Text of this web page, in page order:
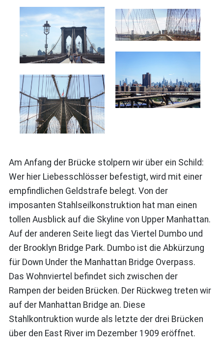
Am Anfang der Brücke stolpern wir über ein Schild:
Wer hier Liebesschlösser befestigt, wird mit einer
empfindlichen Geldstrafe belegt. Von der
imposanten Stahlseilkonstruktion hat man einen
tollen Ausblick auf die Skyline von Upper Manhattan.
Auf der anderen Seite liegt das Viertel Dumbo und
der Brooklyn Bridge Park. Dumbo ist die Abkürzung
für Down Under the Manhattan Bridge Overpass.
Das Wohnviertel befindet sich zwischen der
Rampen der beiden Brücken. Der Rückweg treten wir
auf der Manhattan Bridge an. Diese
Stahlkontruktion wurde als letzte der drei Brücken
über den East River im Dezember 1909 eröffnet.